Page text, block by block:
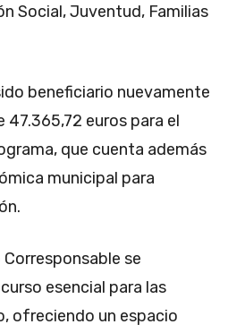
Social, Juventud, Familias
beneficiario nuevamente
47.365,72 euros para el
que cuenta además
municipal para
Corresponsable se
esencial para las
ofreciendo un espacio